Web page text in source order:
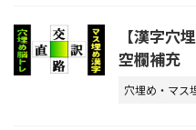
【漢字穴
空欄補充
穴埋め・マス